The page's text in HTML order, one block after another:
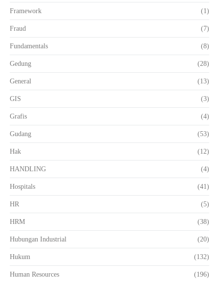
Framework (1)
Fraud (7)
Fundamentals (8)
Gedung (28)
General (13)
GIS (3)
Grafis (4)
Gudang (53)
Hak (12)
HANDLING (4)
Hospitals (41)
HR (5)
HRM (38)
Hubungan Industrial (20)
Hukum (132)
Human Resources (196)